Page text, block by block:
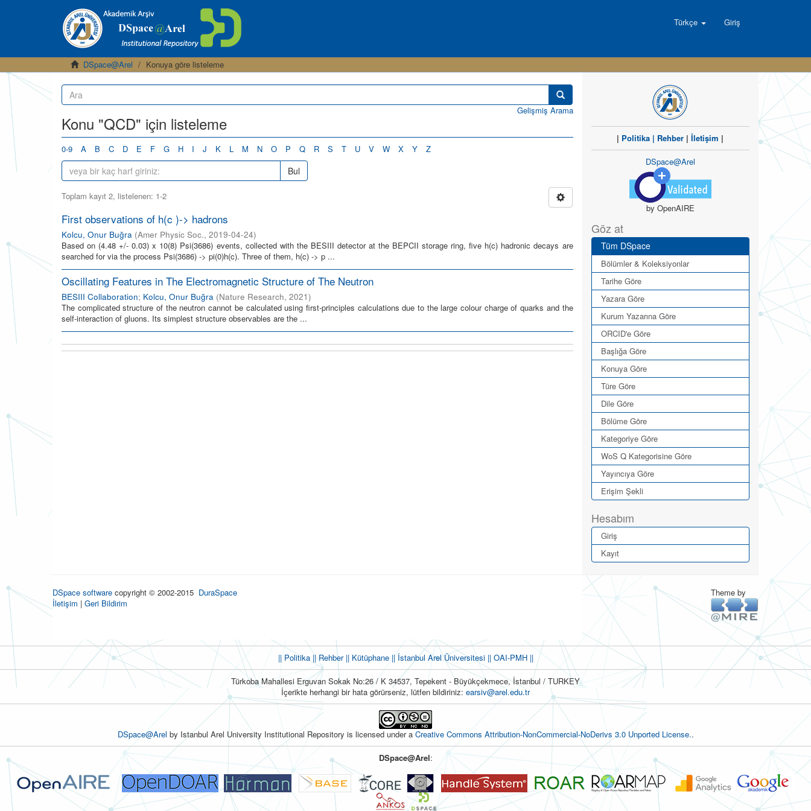
Türkçe Giriş
DSpace@Arel Konuya göre listeleme
Gelişmiş Arama
Konu "QCD" için listeleme
0-9 A B C D E F G H I J K L M N O P Q R S T U V W X Y Z
Bul
Toplam kayıt 2, listelenen: 1-2
First observations of h(c )-> hadrons
Kolcu, Onur Buğra (Amer Physic Soc., 2019-04-24)
Based on (4.48 +/- 0.03) x 10(8) Psi(3686) events, collected with the BESIII detector at the BEPCII storage ring, five h(c) hadronic decays are
searched for via the process Psi(3686) -> pi(0)h(c). Three of them, h(c) -> p ...
Oscillating Features in The Electromagnetic Structure of The Neutron
BESIII Collaboration; Kolcu, Onur Buğra (Nature Research, 2021)
The complicated structure of the neutron cannot be calculated using first-principles calculations due to the large colour charge of quarks and the
self-interaction of gluons. Its simplest structure observables are the ...
| Politika | Rehber |İletişim |
DSpace@Arel
by OpenAIRE
Göz at
Tüm DSpace
Bölümler & Koleksiyonlar
Tarihe Göre
Yazara Göre
Kurum Yazarına Göre
ORCID'e Göre
Başlığa Göre
Konuya Göre
Türe Göre
Dile Göre
Bölüme Göre
Kategoriye Göre
WoS Q Kategorisine Göre
Yayıncıya Göre
Erişim Şekli
Hesabım
Giriş
Kayıt
DSpace software copyright © 2002-2015 DuraSpace
İletişim | Geri Bildirim
Theme by
|| Politika|| Rehber|| Kütüphane|| İstanbul Arel Üniversitesi ||OAI-PMH ||
Türkoba Mahallesi Erguvan Sokak No:26 / K 34537, Tepekent - Büyükçekmece, İstanbul / TURKEY
İçerikte herhangi bir hata görürseniz, lütfen bildiriniz: earsiv@arel.edu.tr
DSpace@Arel by Istanbul Arel University Institutional Repository is licensed under a Creative Commons Attribution-NonCommercial-NoDerivs 3.0 Unported License..
DSpace@Arel: